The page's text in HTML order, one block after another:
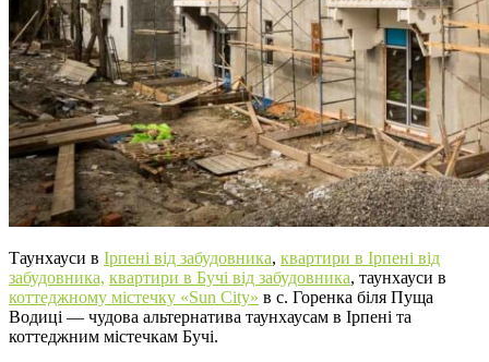
Таунхауси в Ірпені від забудовника, квартири в Ірпені від
забудовника, квартири в Бучі від забудовника, таунхауси в
коттеджному містечку «Sun City» в с. Горенка біля Пуща
Водиці — чудова альтернатива таунхаусам в Ірпені та
коттеджним містечкам Бучі.